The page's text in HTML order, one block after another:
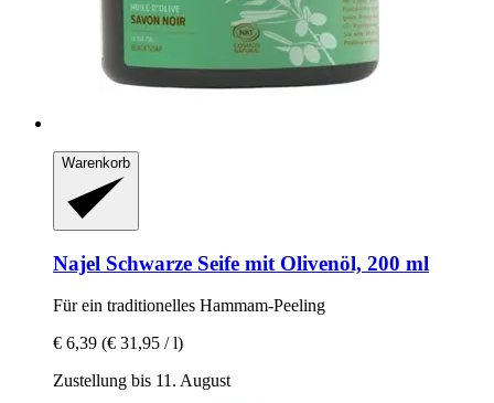
Warenkorb
Najel Schwarze Seife mit Olivenöl, 200 ml
Für ein traditionelles Hammam-​Peeling
€ 6,39 (€ 31,95 / l)
Zustellung bis 11. August